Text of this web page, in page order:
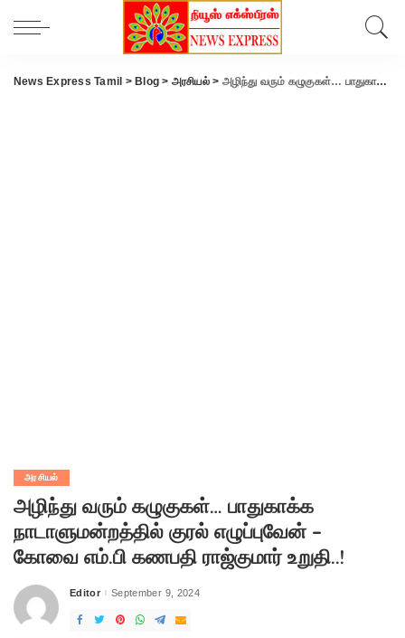
News Express Tamil > Blog > அரசியல்> அழிந்து வரும் கழுகுகள்… பாதுகாக்க நாடாளுமன்றத்தில் குரல் எழுப்புவேன் – கோவை எம்.பி கணபதி ராஜ்குமார் உறுதி..!
அரசியல்
அழிந்து வரும் கழுகுகள்… பாதுகாக்க
நாடாளுமன்றத்தில் குரல் எழுப்புவேன் –
கோவை எம்.பி கணபதி ராஜ்குமார் உறுதி..!
Posted
Editor September 9, 2024